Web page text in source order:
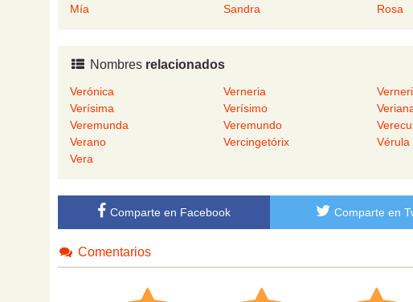
Mía
Sandra Rosa
Nombres relacionados
Verónica Verneria
Verísima
Verísimo
Veremunda
Veremundo
Verano
Vercingetórix Vérula
Vera
Comparte en Facebook Comparte en
Comentarios